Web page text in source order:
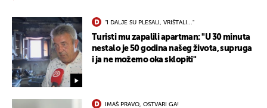
"I DALJE SU PLESALI, VRIŠTALI..."
Turisti mu zapalili apartman: "U 30 minuta
nestalo je 50 godina našeg života, supruga
i ja ne možemo oka sklopiti"
IMAŠ PRAVO, OSTVARI GA!